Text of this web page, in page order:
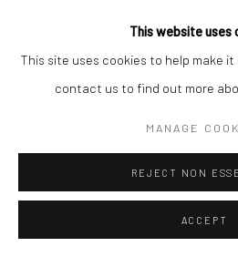
This website uses
This site uses cookies to help make
contact us to find out more
MANAGE
REJECT NON
ACCEPT